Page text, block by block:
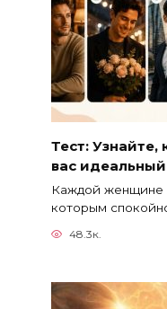
Тест:
вас идеальный
Каждой женщине
которым
48.3к.